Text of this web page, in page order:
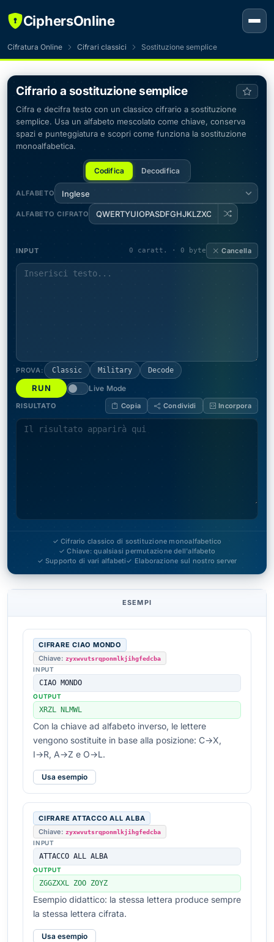
CiphersOnline
Cifratura Online Cifrari classici Sostituzione semplice
Cifrario a sostituzione semplice
Cifra e decifra testo con un classico cifrario a sostituzione
semplice. Usa un alfabeto mescolato come chiave, conserva
spazi e punteggiatura e scopri come funziona la sostituzione
monoalfabetica.
Codifica Decodifica
ALFABETO Inglese
ALFABETO CIFRATO
INPUT 0 caratt. · 0 byte Cancella
PROVA: Classic Military Decode
RUN Live Mode
RISULTATO Copia Condividi Incorpora
✓ Cifrario classico di sostituzione monoalfabetico
✓ Chiave: qualsiasi permutazione dell'alfabeto
✓ Supporto di vari alfabeti✓ Elaborazione sul nostro server
ESEMPI
CIFRARE CIAO MONDO
Chiave: zyxwvutsrqponmlkjihgfedcba
INPUT
CIAO MONDO
OUTPUT
XRZL NLMWL
Con la chiave ad alfabeto inverso, le lettere
vengono sostituite in base alla posizione: C→X,
I→R, A→Z e O→L.
Usa esempio
CIFRARE ATTACCO ALL ALBA
Chiave: zyxwvutsrqponmlkjihgfedcba
INPUT
ATTACCO ALL ALBA
OUTPUT
ZGGZXXL ZOO ZOYZ
Esempio didattico: la stessa lettera produce sempre
la stessa lettera cifrata.
Usa esempio